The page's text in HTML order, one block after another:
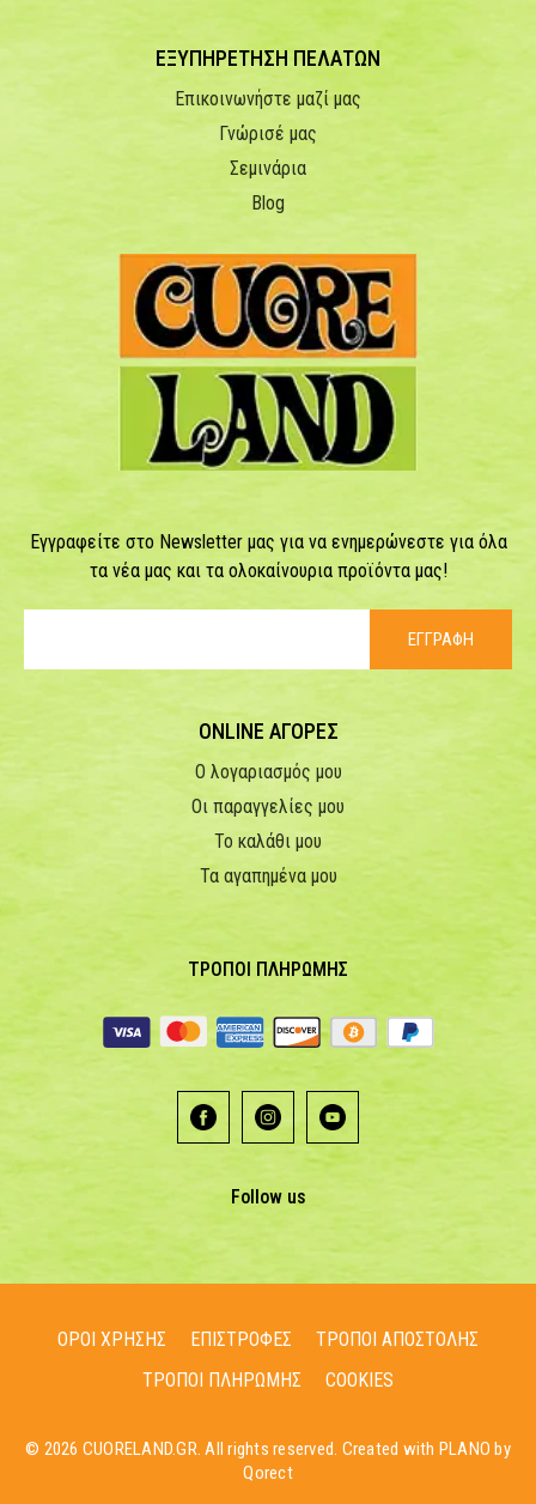
ΕΞΥΠΗΡΕΤΗΣΗ ΠΕΛΑΤΩΝ
Επικοινωνήστε μαζί μας
Γνώρισέ μας
Σεμινάρια
Blog
Εγγραφείτε στο Newsletter μας για να ενημερώνεστε για όλα
τα νέα μας και τα ολοκαίνουρια προϊόντα μας!
ΕΓΓΡΑΦΗ
ONLINE ΑΓΟΡΕΣ
Ο λογαριασμός μου
Οι παραγγελίες μου
Το καλάθι μου
Τα αγαπημένα μου
ΤΡΟΠΟΙ ΠΛΗΡΩΜΗΣ
Follow us
ΟΡΟΙ ΧΡΗΣΗΣ ΕΠΙΣΤΡΟΦΕΣ
ΤΡΟΠΟΙ ΑΠΟΣΤΟΛΗΣ
ΤΡΟΠΟΙ ΠΛΗΡΩΜΗΣ
COOKIES
© 2026 CUORELAND.GR. All rights reserved. Created with PLANO by
Qorect